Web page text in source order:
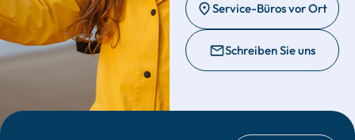
Service-Büros vor Ort
Schreiben Sie uns